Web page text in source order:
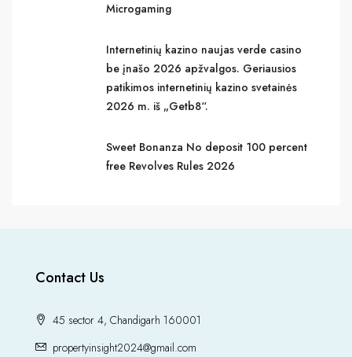
Microgaming
Internetinių kazino naujas verde casino
be įnašo 2026 apžvalgos. Geriausios
patikimos internetinių kazino svetainės
2026 m. iš „Getb8“.
Sweet Bonanza No deposit 100 percent
free Revolves Rules 2026
Contact Us
45 sector 4, Chandigarh 160001
propertyinsight2024@gmail.com